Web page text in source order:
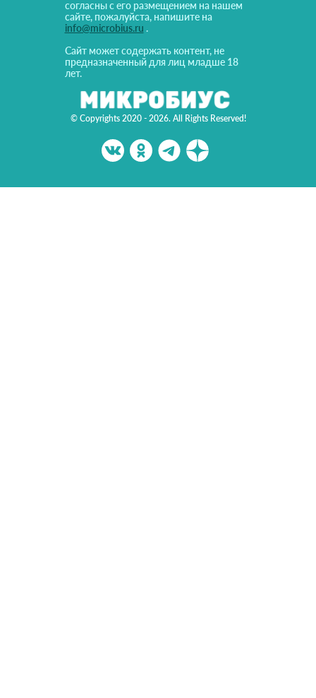
© Copyrights 2020 - 2026. All Rights Reserved!
согласны с его размещением на нашем
сайте, пожалуйста, напишите на
info@microbius.ru .
Сайт может содержать контент, не
предназначенный для лиц младше 18
лет.